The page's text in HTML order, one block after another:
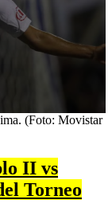
(Foto: Movistar
II vs
Torneo